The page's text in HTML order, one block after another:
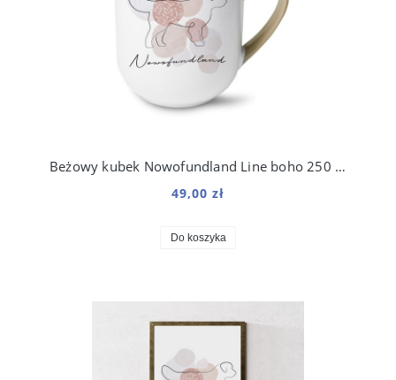
Beżowy kubek Nowofundland Line boho 250 ml
49,00 zł
Do koszyka